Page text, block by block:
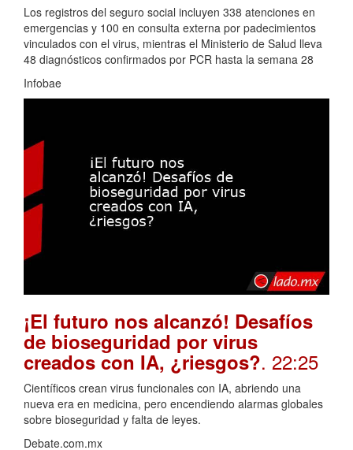
Los registros del seguro social incluyen 338 atenciones en
emergencias y 100 en consulta externa por padecimientos
vinculados con el virus, mientras el Ministerio de Salud lleva
48 diagnósticos confirmados por PCR hasta la semana 28
Infobae
¡El futuro nos alcanzó! Desafíos
de bioseguridad por virus
creados con IA, ¿riesgos?. 22:25
Científicos crean virus funcionales con IA, abriendo una
nueva era en medicina, pero encendiendo alarmas globales
sobre bioseguridad y falta de leyes.
Debate.com.mx